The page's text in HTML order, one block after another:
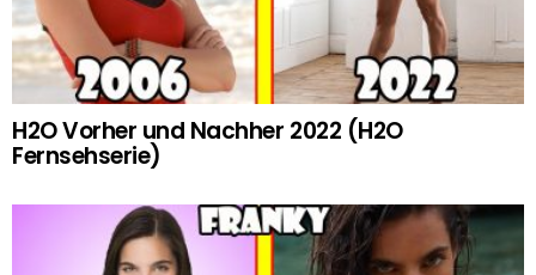
H2O Vorher und Nachher 2022 (H2O
Fernsehserie)